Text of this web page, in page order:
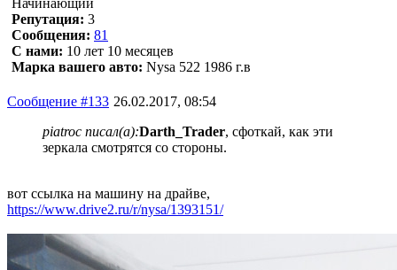
Репутация: 3
Сообщения: 81
С нами: 10 лет 10 месяцев
Марка вашего авто: Nysa 522 1986 г.в
Сообщение #133 26.02.2017, 08:54
piatroc писал(а):Darth_Trader, сфоткай, как эти
зеркала смотрятся со стороны.
вот ссылка на машину на драйве,
https://www.drive2.ru/r/nysa/1393151/